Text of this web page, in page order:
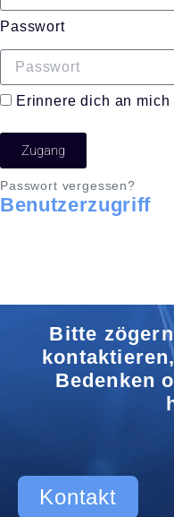
Passwort
Erinnere dich an mich
Zugang
Passwort vergessen?
Benutzerzugriff
Bitte
Bedenken
Kontakt